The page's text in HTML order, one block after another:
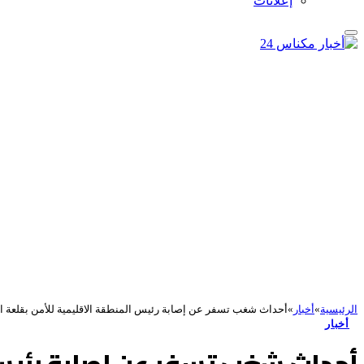
الرئيسية»أخبار »أحداث شغب تسفر عن إصابة رئيس المنطقة الاقليمية للأمن بقلعة
أخبار